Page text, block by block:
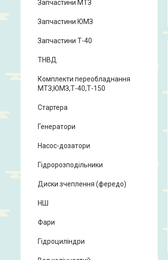
Запчастини МТЗ
Запчастини ЮМЗ
Запчастини Т-40
ТНВД
Комплекти переобладнання
МТЗ,ЮМЗ,Т-40,Т-150
Стартера
Генератори
Насос-дозатори
Гідророзподільники
Диски зчеплення (фередо)
НШ
Фари
Гідроциліндри